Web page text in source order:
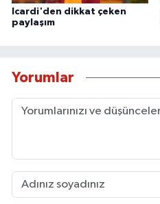
Icardi'den dikkat çeken
paylaşım
Yorumlar